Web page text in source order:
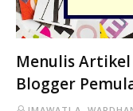
Menulis
Blogger